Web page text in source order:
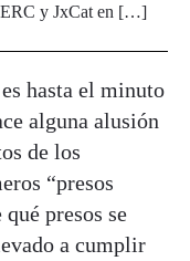
ERC y JxCat en […]
hasta el minuto
alguna alusión
de los
“presos
presos se
a cumplir